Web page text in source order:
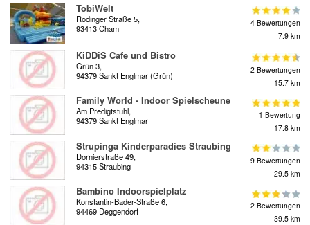
TobiWelt
Rodinger Straße 5,
93413 Cham
4 Bewertungen
7.9 km
KiDDiS Cafe und Bistro
Grün 3,
94379 Sankt Englmar (Grün)
2 Bewertungen
15.7 km
Family World - Indoor Spielscheune
Am Predigtstuhl,
94379 Sankt Englmar
1 Bewertung
17.8 km
Strupinga Kinderparadies Straubing
Dornierstraße 49,
94315 Straubing
9 Bewertungen
29.5 km
Bambino Indoorspielplatz
Konstantin-Bader-Straße 6,
94469 Deggendorf
2 Bewertungen
39.5 km